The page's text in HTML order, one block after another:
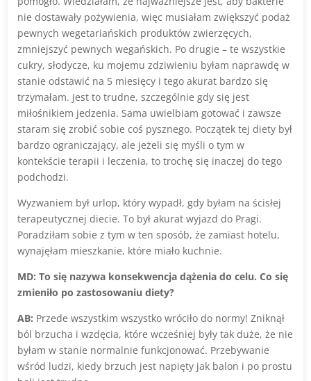
nie dostawały pożywienia, więc musiałam zwiększyć podaż
pewnych wegetariańskich produktów zwierzęcych,
zmniejszyć pewnych wegańskich. Po drugie – te wszystkie
cukry, słodycze, ku mojemu zdziwieniu byłam naprawdę w
stanie odstawić na 5 miesięcy i tego akurat bardzo się
trzymałam. Jest to trudne, szczególnie gdy się jest
miłośnikiem jedzenia. Sama uwielbiam gotować i zawsze
staram się zrobić sobie coś pysznego. Początek tej diety był
bardzo ograniczający, ale jeżeli się myśli o tym w
kontekście terapii i leczenia, to trochę się inaczej do tego
podchodzi.
Wyzwaniem był urlop, który wypadł, gdy byłam na ścisłej
terapeutycznej diecie. To był akurat wyjazd do Pragi.
Poradziłam sobie z tym w ten sposób, że zamiast hotelu,
wynajęłam mieszkanie, które miało kuchnie.
MD: To się nazywa konsekwencja dążenia do celu. Co się
zmieniło po zastosowaniu diety?
AB: Przede wszystkim wszystko wróciło do normy! Zniknął
ból brzucha i wzdęcia, które wcześniej były tak duże, że nie
byłam w stanie normalnie funkcjonować. Przebywanie
wśród ludzi, kiedy brzuch jest napięty jak balon i po prostu